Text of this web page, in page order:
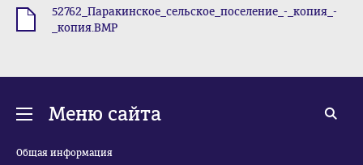
52762_Паракинское_сельское_поселение_-_копия_-
_копия.BMP
Меню сайта
Общая информация